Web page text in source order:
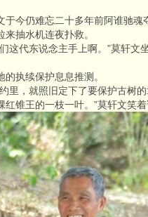
于今仍难忘二十多年前阿谁驰
抽水机连夜扑救。
这代东说念主手上啊。”莫轩文
执续保护息息推测。
里，就照旧定下了要保护古树
锥王的一枝一叶。”莫轩文笑